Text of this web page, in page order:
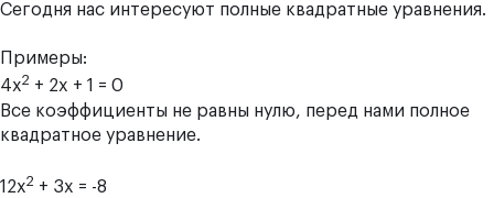
Сегодня нас интересуют полные квадратные уравнения.
Примеры:
4х2 + 2x + 1 = 0
Все коэффициенты не равны нулю, перед нами полное
квадратное уравнение.
12х2 + 3x = -8